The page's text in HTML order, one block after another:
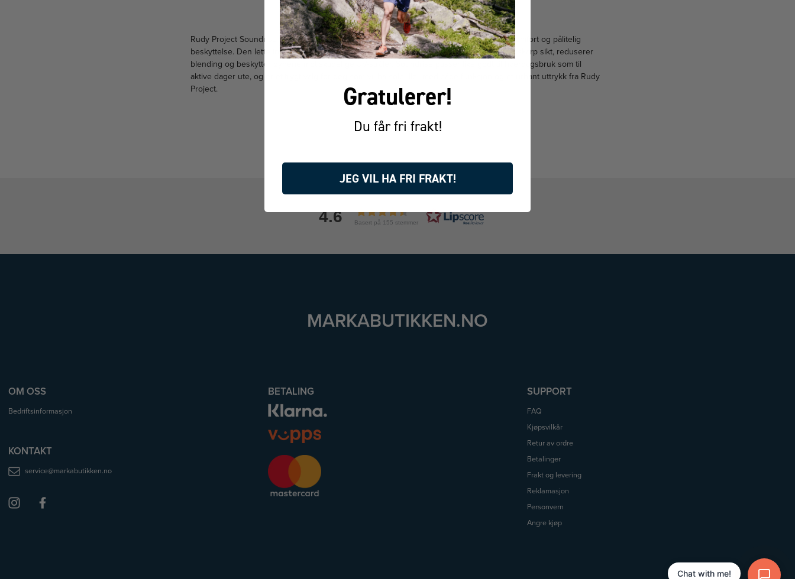
Rudy Project Soundrise er stilrene solbriller som kombinerer moderne design med høy komfort og pålitelig
beskyttelse. Den lette innfatningen sitter behagelig hele dagen, mens kvalitetslinsene gir skarp sikt, reduserer
blending og beskytter øynene mot skadelige UV-stråler. Soundrise passer like godt til hverdagsbruk som til
aktive dager ute, og er et trygt valg for deg som vil ha solbriller med både funksjon og et urbant uttrykk fra Rudy
Project.
4.6 Basert på 155 stemmer
MARKABUTIKKEN.NO
OM OSS
Bedriftsinformasjon
KONTAKT
service@markabutikken.no
BETALING SUPPORT
FAQ
Kjøpsvilkår
Retur av ordre
Betalinger
Frakt og levering
Reklamasjon
Personvern
Angre kjøp
Chat with me!
Gratulerer!
Du får fri frakt!
JEG VIL HA FRI FRAKT!